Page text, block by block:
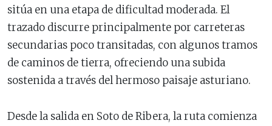
sitúa en una etapa de dificultad moderada. El
trazado discurre principalmente por carreteras
secundarias poco transitadas, con algunos tramos
de caminos de tierra, ofreciendo una subida
sostenida a través del hermoso paisaje asturiano.
Desde la salida en Soto de Ribera, la ruta comienza